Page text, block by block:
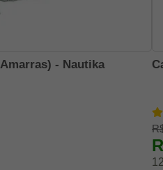
- Nautika